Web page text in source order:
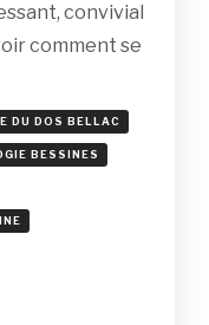
RANCON
RÉFLEXOLOGIE
convivial
comment se
DU DOS BELLAC
BESSINES